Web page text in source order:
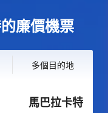
廉價機票
多個目的地
馬巴拉卡特